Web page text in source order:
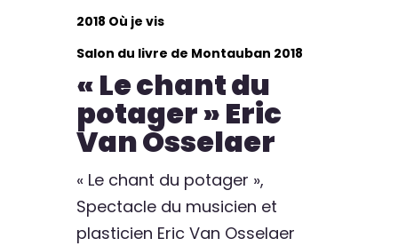
2018 Où je vis
Salon du livre de Montauban 2018
« Le chant du
potager » Eric
Van Osselaer
« Le chant du potager »,
Spectacle du musicien et
plasticien Eric Van Osselaer